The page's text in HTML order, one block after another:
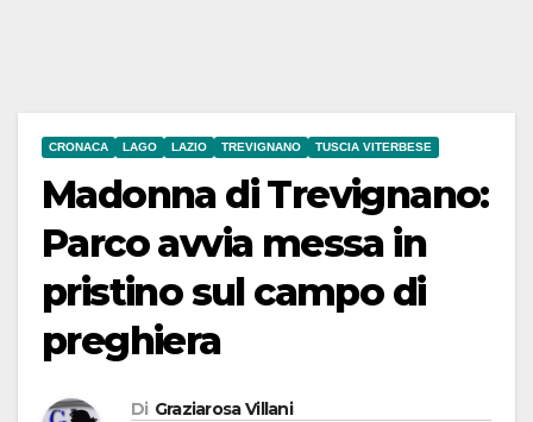
CRONACA LAGO LAZIO TREVIGNANO TUSCIA VITERBESE
Madonna di Trevignano:
Parco avvia messa in
pristino sul campo di
preghiera
Di Graziarosa Villani